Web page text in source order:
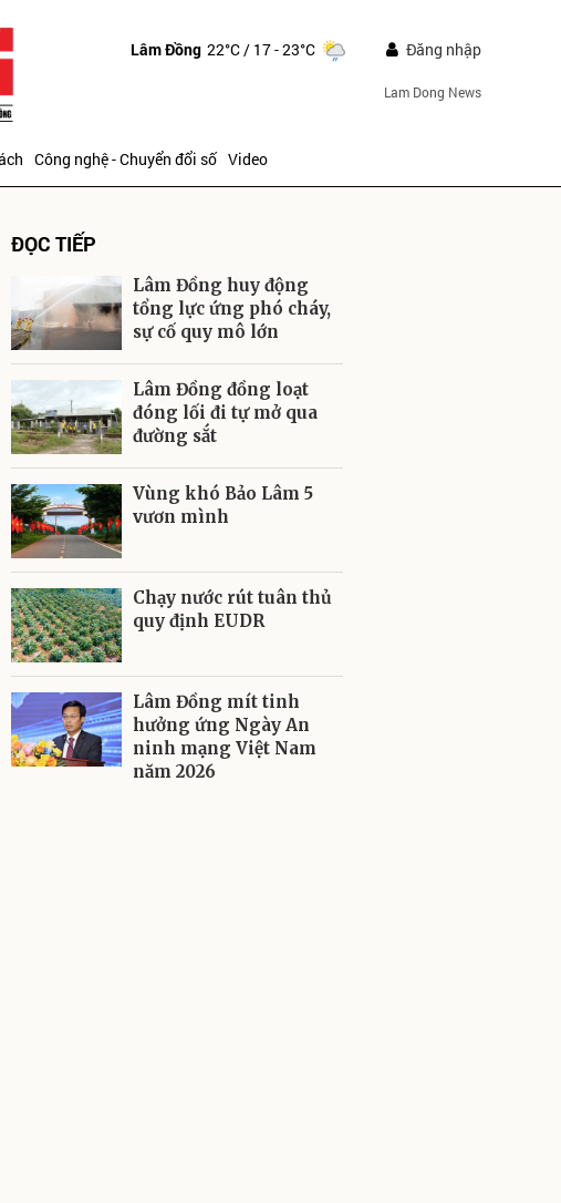
Lâm Đồng 22°C/ 17 - 23°C Đăng nhập
Lam Dong News
Công nghệ - Chuyển đổi số Video
ĐỌC TIẾP
Lâm Đồng huy động
tổng lực ứng phó cháy,
sự cố quy mô lớn
Lâm Đồng đồng loạt
đóng lối đi tự mở qua
đường sắt
Vùng khó Bảo Lâm 5
vươn mình
Chạy nước rút tuân thủ
quy định EUDR
Lâm Đồng mít tinh
hưởng ứng Ngày An
ninh mạng Việt Nam
năm 2026
Gửi